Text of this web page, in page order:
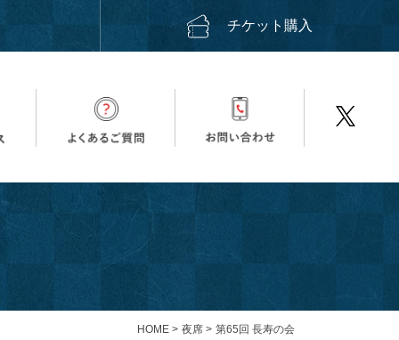
チケット購入
HOME > 夜席 > 第65回 長寿の会